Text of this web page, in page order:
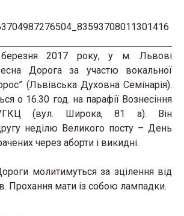
2017 року, у м. Львові
Дорога за участю вокальної
(Львівська Духовна Семінарія).
о 16.30 год. на парафії Вознесіння
УГКЦ (вул. Широка, 81 а). Він
неділю Великого посту – День
через аборти і викидні.
молитимуться за зцілення від
Прохання мати із собою лампадки.